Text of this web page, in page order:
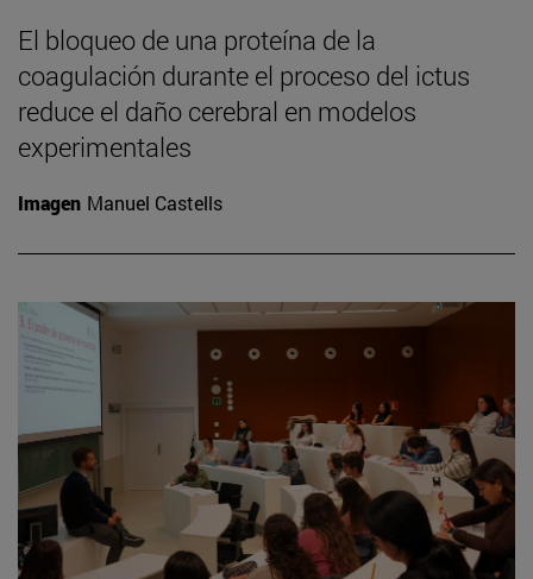
El bloqueo de una proteína de la
coagulación durante el proceso del ictus
reduce el daño cerebral en modelos
experimentales
Imagen Manuel Castells